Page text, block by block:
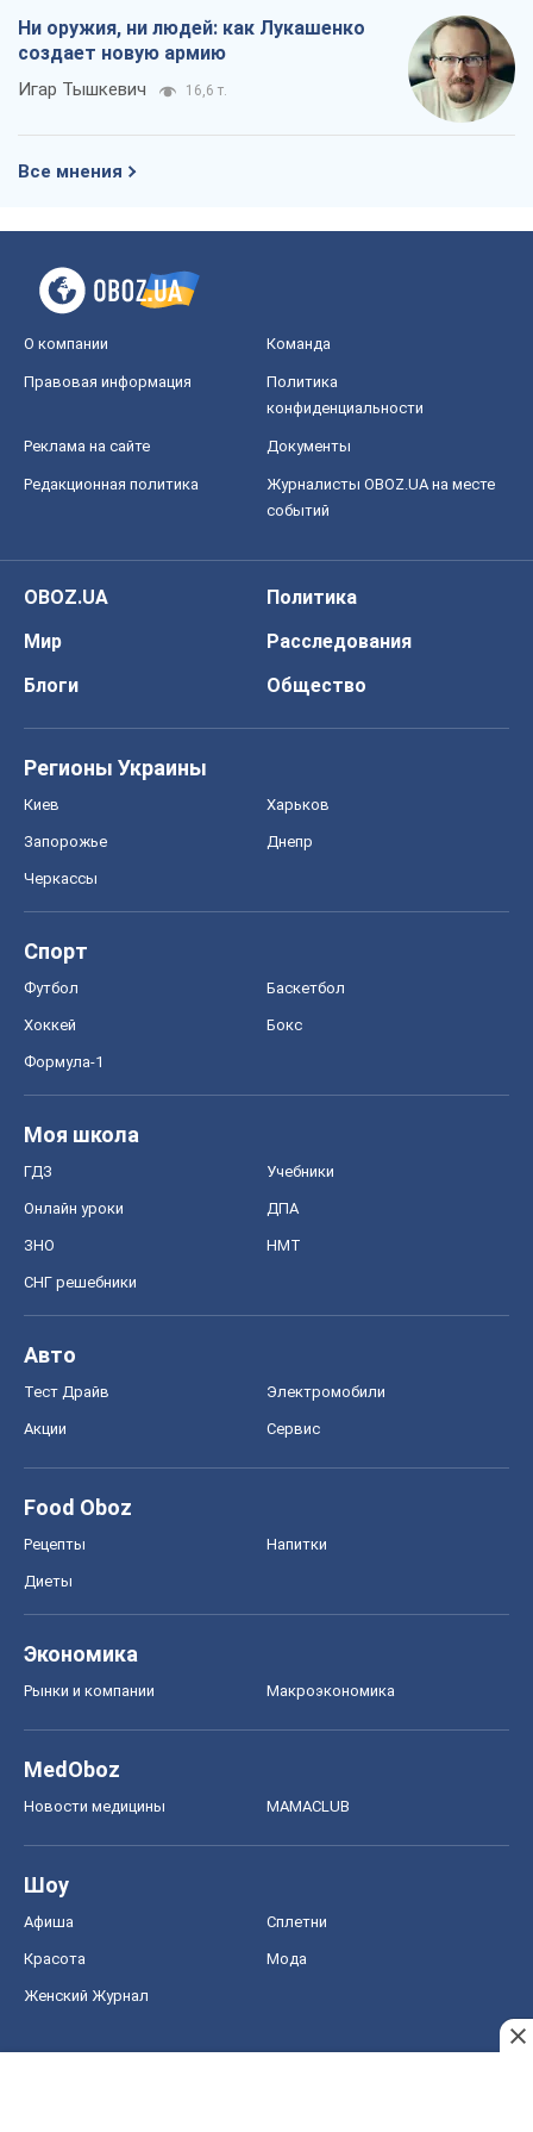
Ни оружия, ни людей: как Лукашенко
создает новую армию
Игар Тышкевич 16,6 т.
Все мнения
О компании Команда
Правовая информация
Политика
конфиденциальности
Реклама на сайте Документы
Редакционная политика
Журналисты OBOZ.UA на месте
событий
OBOZ.UA
Политика
Мир
Расследования
Блоги
Общество
Регионы Украины
Киев Харьков
Запорожье Днепр
Черкассы
Спорт
Футбол Баскетбол
Хоккей Бокс
Формула-1
Моя школа
ГДЗ Учебники
Онлайн уроки ДПА
ЗНО НМТ
СНГ решебники
Авто
Тест Драйв Электромобили
Акции Сервис
Food Oboz
Рецепты Напитки
Диеты
Экономика
Рынки и компании Mакроэкономика
MedOboz
Новости медицины MAMACLUB
Шоу
Афиша Сплетни
Красота Мода
Женский Журнал